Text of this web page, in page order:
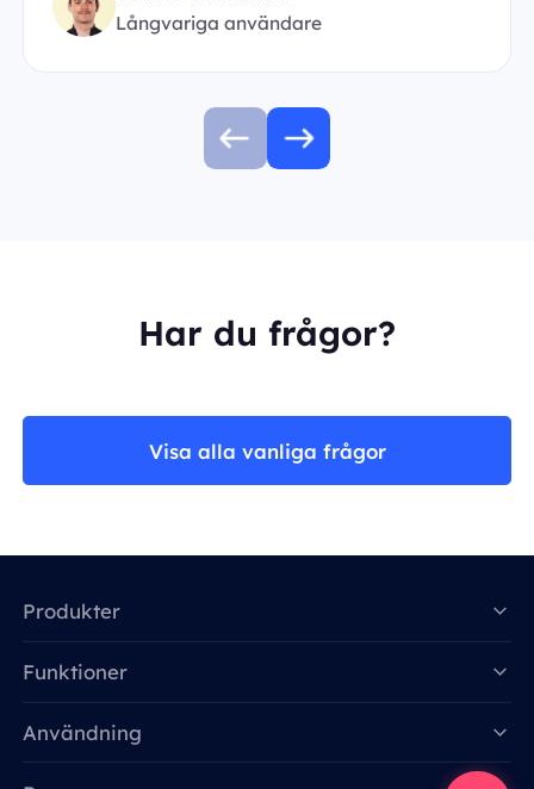
Långvariga användare
Har du frågor?
Visa alla vanliga frågor
Produkter
Funktioner
Användning